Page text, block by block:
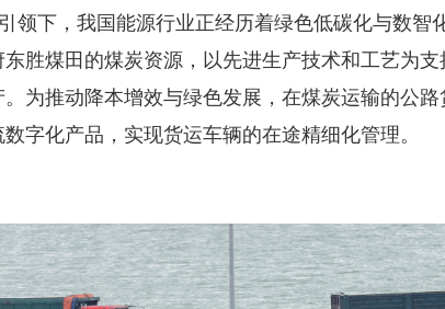
下，我国能源行业正经历着绿色低碳化与数智
胜煤田的煤炭资源，以先进生产技术和工艺为
为推动降本增效与绿色发展，在煤炭运输的公
数字化产品，实现货运车辆的在途精细化管理。